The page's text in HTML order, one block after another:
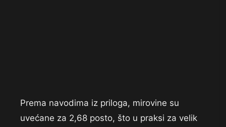
Prema navodima iz priloga, mirovine su
uvećane za 2,68 posto, što u praksi za velik